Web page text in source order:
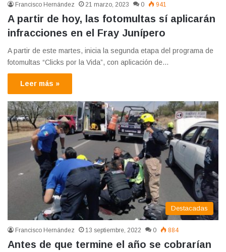
Francisco Hernández 21 marzo, 2023 0 941
A partir de hoy, las fotomultas sí aplicarán
infracciones en el Fray Junípero
A partir de este martes, inicia la segunda etapa del programa de
fotomultas “Clicks por la Vida”, con aplicación de…
Leer más »
Destacadas
Francisco Hernández 13 septiembre, 2022 0 884
Antes de que termine el año se cobrarían